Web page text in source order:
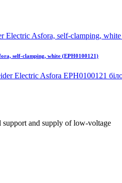
self-clamping, white (EPH0100121)
Electric Asfora EPH0100121
support and supply of low-voltage